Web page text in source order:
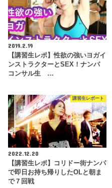
2019.2.19
【講習生レポ】性欲の強いヨガイ
ンストラクターとSEX！ナンパ
コンサル生 …
講習生レポート
2022.12.20
【講習生レポ】コリドー街ナンパ
で即日お持ち帰りしたOLと朝ま
で７回戦